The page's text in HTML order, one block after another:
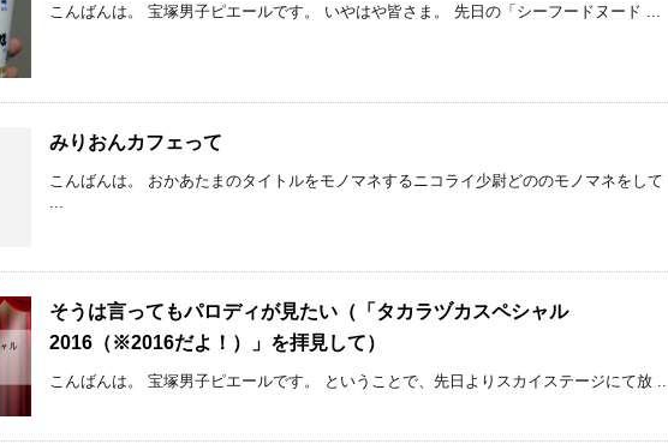
こんばんは。 宝塚男子ピエールです。 いやはや皆さま。 先日の「シーフードヌード ...
みりおんカフェって
こんばんは。 おかあたまのタイトルをモノマネするニコライ少尉どののモノマネをして
そうは言ってもパロディが見たい（「タカラヅカスペシャル
2016（※2016だよ！）」を拝見して）
こんばんは。 宝塚男子ピエールです。 ということで、先日よりスカイステージにて放 ...